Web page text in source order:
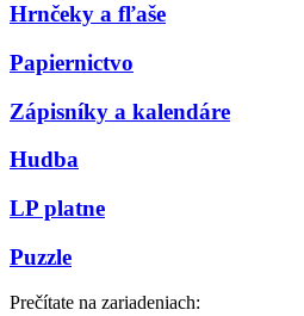
Hrnčeky a fľaše
Papiernictvo
Zápisníky a kalendáre
Hudba
LP platne
Puzzle
Prečítate na zariadeniach: